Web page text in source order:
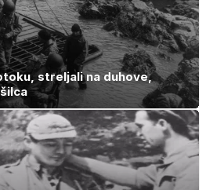
streljali na duhove,